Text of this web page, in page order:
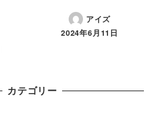
アイズ
2024年6月11日
カテゴリー